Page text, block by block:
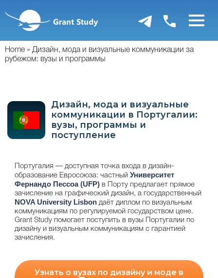
основному
содержанию
Home
Дизайн, мода и визуальные коммуникации за
рубежом: вузы и программы
Дизайн, мода и визуальные
коммуникации в Португалии:
вузы, программы и
поступление
Португалия — доступная точка входа в дизайн-
образование Евросоюза: частный Университет
Фернандо Пессоа (UFP) в Порту предлагает прямое
зачисление на графический дизайн, а государственный
NOVA University Lisbon даёт диплом по визуальным
коммуникациям по регулируемой государством цене.
Grant Study помогает поступить в вузы Португалии по
дизайну и визуальным коммуникациям с гарантией
зачисления.
Узнать о вузах по дизайну и моде в